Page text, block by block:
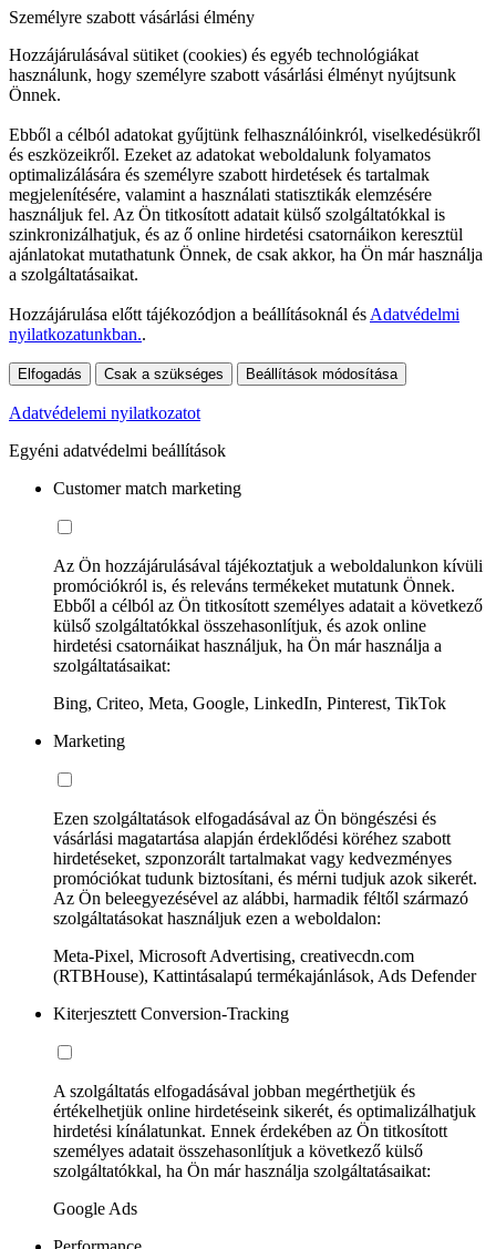
Személyre szabott vásárlási élmény
Hozzájárulásával sütiket (cookies) és egyéb technológiákat
használunk, hogy személyre szabott vásárlási élményt nyújtsunk
Önnek.
Ebből a célból adatokat gyűjtünk felhasználóinkról, viselkedésükről
és eszközeikről. Ezeket az adatokat weboldalunk folyamatos
optimalizálására és személyre szabott hirdetések és tartalmak
megjelenítésére, valamint a használati statisztikák elemzésére
használjuk fel. Az Ön titkosított adatait külső szolgáltatókkal is
szinkronizálhatjuk, és az ő online hirdetési csatornáikon keresztül
ajánlatokat mutathatunk Önnek, de csak akkor, ha Ön már használja
a szolgáltatásaikat.
Hozzájárulása előtt tájékozódjon a beállításoknál és Adatvédelmi
nyilatkozatunkban..
Elfogadás Csak a szükséges Beállítások módosítása
Adatvédelemi nyilatkozatot
Egyéni adatvédelmi beállítások
Customer match marketing
Az Ön hozzájárulásával tájékoztatjuk a weboldalunkon kívüli
promóciókról is, és releváns termékeket mutatunk Önnek.
Ebből a célból az Ön titkosított személyes adatait a következő
külső szolgáltatókkal összehasonlítjuk, és azok online
hirdetési csatornáikat használjuk, ha Ön már használja a
szolgáltatásaikat:
Bing, Criteo, Meta, Google, LinkedIn, Pinterest, TikTok
Marketing
Ezen szolgáltatások elfogadásával az Ön böngészési és
vásárlási magatartása alapján érdeklődési köréhez szabott
hirdetéseket, szponzorált tartalmakat vagy kedvezményes
promóciókat tudunk biztosítani, és mérni tudjuk azok sikerét.
Az Ön beleegyezésével az alábbi, harmadik féltől származó
szolgáltatásokat használjuk ezen a weboldalon:
Meta-Pixel, Microsoft Advertising, creativecdn.com
(RTBHouse), Kattintásalapú termékajánlások, Ads Defender
Kiterjesztett Conversion-Tracking
A szolgáltatás elfogadásával jobban megérthetjük és
értékelhetjük online hirdetéseink sikerét, és optimalizálhatjuk
hirdetési kínálatunkat. Ennek érdekében az Ön titkosított
személyes adatait összehasonlítjuk a következő külső
szolgáltatókkal, ha Ön már használja szolgáltatásaikat:
Google Ads